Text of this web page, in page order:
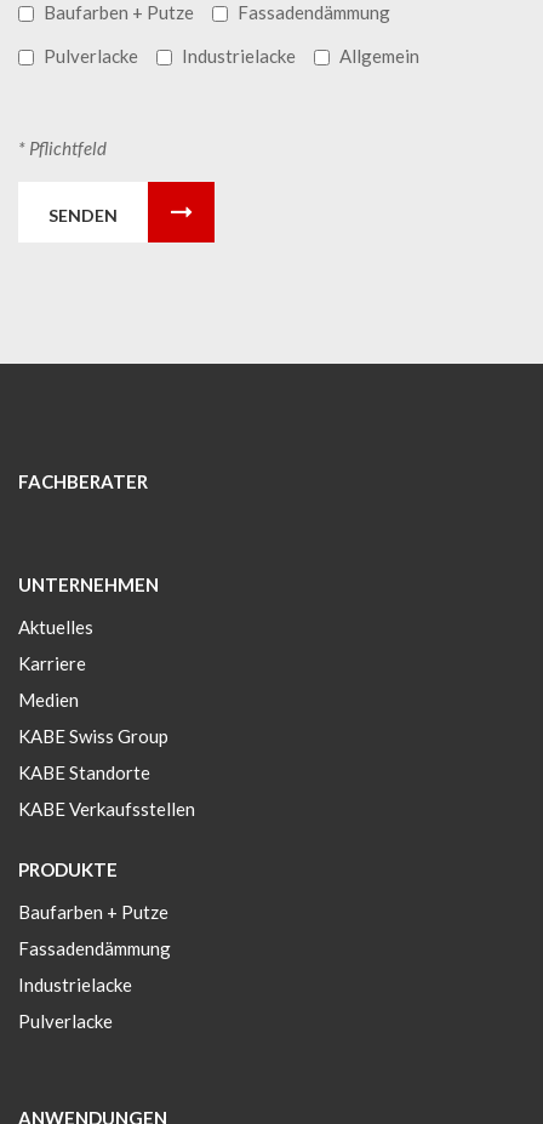
Baufarben + Putze
Fassadendämmung
Pulverlacke
Industrielacke Allgemein
* Pflichtfeld
SENDEN
FACHBERATER
UNTERNEHMEN
Aktuelles
Karriere
Medien
KABE Swiss Group
KABE Standorte
KABE Verkaufsstellen
PRODUKTE
Baufarben + Putze
Fassadendämmung
Industrielacke
Pulverlacke
ANWENDUNGEN